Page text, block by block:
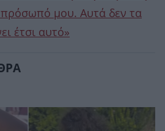
μου. Αυτά δεν τα
έτσι αυτό»